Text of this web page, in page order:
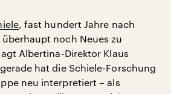
, fast hundert Jahre nach
noch Neues zu
Albertina-Direktor Klaus
hat die Schiele-Forschung
neu interpretiert – als